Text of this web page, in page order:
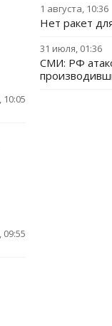
1 августа, 10:36
Нет ракет
31 июля, 01:36
СМИ: РФ